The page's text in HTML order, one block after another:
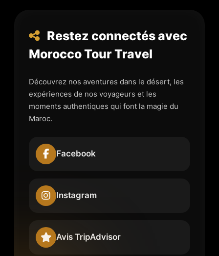
Restez connectés avec
Morocco Tour Travel
Découvrez nos aventures dans le désert, les
expériences de nos voyageurs et les
moments authentiques qui font la magie du
Maroc.
Facebook
Instagram
Avis TripAdvisor